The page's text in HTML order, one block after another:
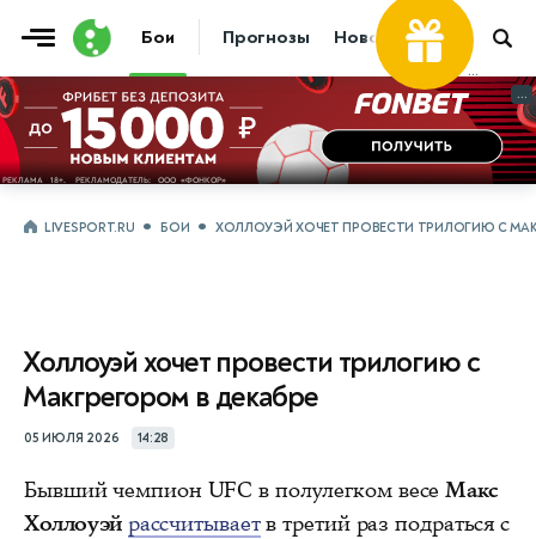
Бои Прогнозы Новости Бокс
...
...
LIVESPORT.RU БОИ ХОЛЛОУЭЙ ХОЧЕТ ПРОВЕСТИ ТРИЛОГИЮ С
Холлоуэй хочет провести трилогию с
Макгрегором в декабре
05 ИЮЛЯ 2026 14:28
Бывший чемпион UFC в полулегком весеМакс
Холлоуэй рассчитываетв третий раз подраться с